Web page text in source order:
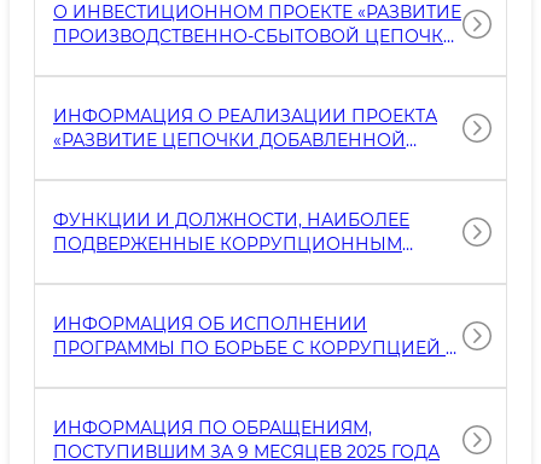
О ИНВЕСТИЦИОННОМ ПРОЕКТЕ «РАЗВИТИЕ
ПРОИЗВОДСТВЕННО-СБЫТОВОЙ ЦЕПОЧКИ
ЭТАП)» ПРИ УЧАСТИИ МЕЖДУНАРОДНОГО
ФОНДА СЕЛЬСКОХОЗЯЙСТВЕННОГО
РАЗВИТИЯ (МФСР) ИНФОРМАЦИЯ
ИНФОРМАЦИЯ О РЕАЛИЗАЦИИ ПРОЕКТА
«РАЗВИТИЕ ЦЕПОЧКИ ДОБАВЛЕННОЙ
УЗБЕКИСТАНА (ЭТАП II)» ПРИ УЧАСТИИ
МЕЖДУНАРОДНОГО ФОНДА
СЕЛЬСКОХОЗЯЙСТВЕННОГО РАЗВИТИЯ
(МФСР)
ФУНКЦИИ И ДОЛЖНОСТИ, НАИБОЛЕЕ
ПОДВЕРЖЕННЫЕ КОРРУПЦИОННЫМ
ВЕТЕРИНАРИИ И ЖИВОТНОВОДСТВА.
ИНФОРМАЦИЯ ОБ ИСПОЛНЕНИИ
ПРОГРАММЫ ПО БОРЬБЕ С КОРРУПЦИЕЙ В
ЖИВОТНОВОДСТВА ПРИ МИНИСТЕРСТВЕ
СЕЛЬСКОГО ХОЗЯЙСТВА, ЕГО СТРУКТУРНЫХ
И ТЕРРИТОРИАЛЬНЫХ ПОДРАЗДЕЛЕНИЯХ
ИНФОРМАЦИЯ ПО ОБРАЩЕНИЯМ,
ПОСТУПИВШИМ ЗА 9 МЕСЯЦЕВ 2025 ГОДА